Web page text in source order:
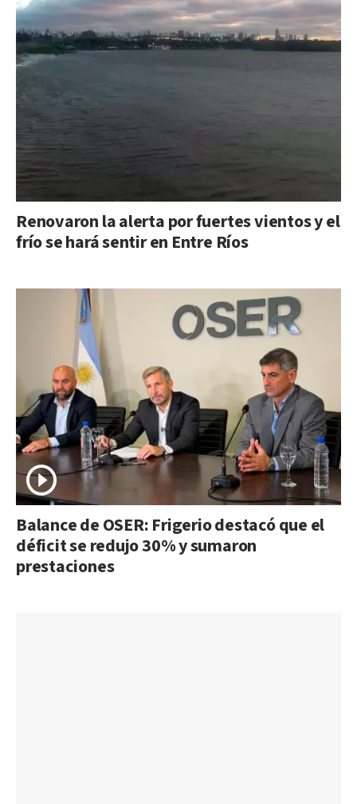
Renovaron la alerta por fuertes vientos y el
frío se hará sentir en Entre Ríos
Balance de OSER: Frigerio destacó que el
déficit se redujo 30% y sumaron
prestaciones